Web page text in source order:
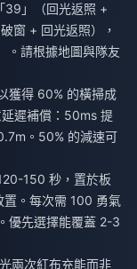
39」（回光返照 +
窗 + 回光返照），
。請根據地圖與隊友
獲得 60% 的橫掃成
遲補償：50ms 提
。50% 的減速可
150 秒，置於板
置。每次需 100 勇氣
優先選擇能覆蓋 2-3
兩次紅布充能而非